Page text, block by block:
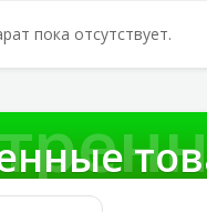
пока отсутствует.